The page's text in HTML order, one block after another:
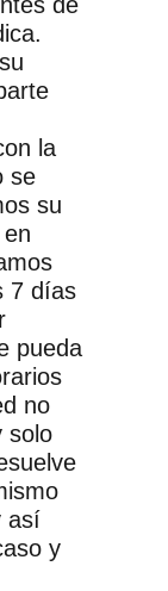
la
se
su
7 días
pueda
no
solo
así
y